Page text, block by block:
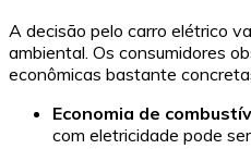
A decisão pelo carro elétrico
ambiental. Os consumidores
econômicas bastante
Economia de
com eletricidade pode